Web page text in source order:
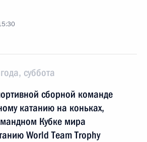
суббота
сборной команде
катанию на коньках,
Кубке мира
World Team Trophy